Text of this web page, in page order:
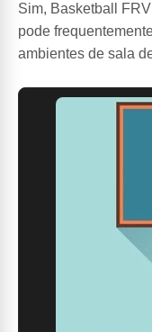
Sim, Basketball
pode
ambientes de sala